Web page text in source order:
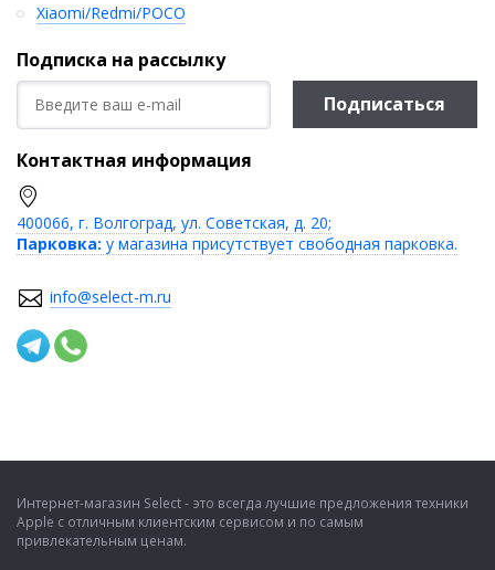
Xiaomi/Redmi/POCO
Подписка на рассылку
Подписаться
Контактная информация
400066, г. Волгоград, ул. Советская, д. 20;
Парковка: у магазина присутствует свободная парковка.
info@select-m.ru
Интернет-магазин Select - это всегда лучшие предложения техники
Apple с отличным клиентским сервисом и по самым
привлекательным ценам.